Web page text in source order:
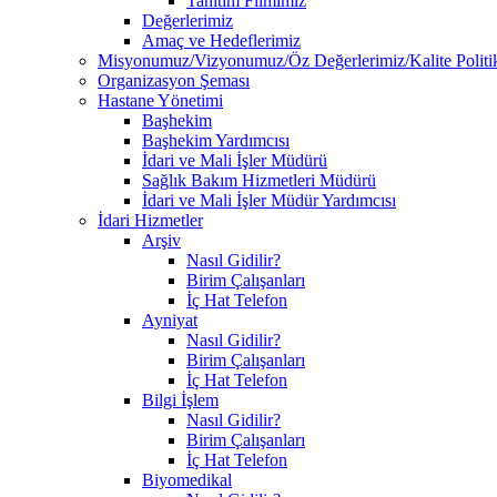
Değerlerimiz
Amaç ve Hedeflerimiz
Misyonumuz/Vizyonumuz/Öz Değerlerimiz/Kalite
Organizasyon Şeması
Hastane Yönetimi
Başhekim
Başhekim Yardımcısı
İdari ve Mali İşler Müdürü
Sağlık Bakım Hizmetleri Müdürü
İdari ve Mali İşler Müdür Yardımcısı
İdari Hizmetler
Arşiv
Nasıl Gidilir?
Birim Çalışanları
İç Hat Telefon
Ayniyat
Nasıl Gidilir?
Birim Çalışanları
İç Hat Telefon
Bilgi İşlem
Nasıl Gidilir?
Birim Çalışanları
İç Hat Telefon
Biyomedikal